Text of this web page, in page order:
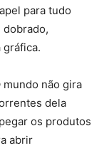
para tudo
gráfica.
mundo não gira
dela
os produtos
abrir